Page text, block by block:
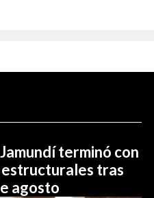
terminó con
tras
agosto